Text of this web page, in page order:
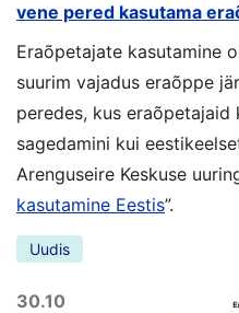
vene pered kasutama
Eraõpetajate kasutamine
suurim vajadus eraõppe
peredes, kus
sagedamini kui
Arenguseire Keskuse
kasutamine Eestis”.
Uudis
30.10